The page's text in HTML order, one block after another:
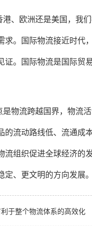
、欧洲还是美国，我
。国际物流接近时代
证。国际物流是国际贸
物流跨越国界，物流
的流动路线低、流通成
流组织促进全球经济的
、更文明的方向发展。
于整个物流体系的高效化